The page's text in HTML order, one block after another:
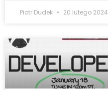
Piotr Dudek 20 lutego 2024